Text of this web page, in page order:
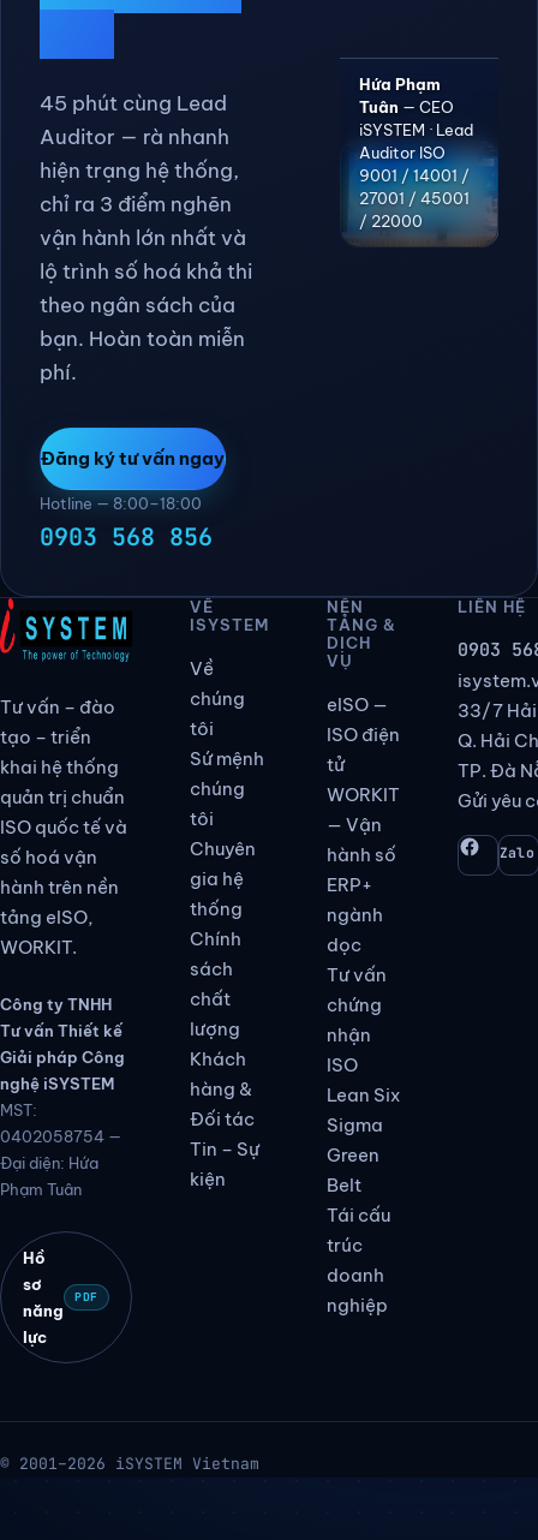
phá
45 phút cùng Lead
Auditor — rà nhanh
hiện trạng hệ thống,
chỉ ra 3 điểm nghẽn
vận hành lớn nhất và
lộ trình số hoá khả thi
bạn. Hoàn toàn miễn
phí.
Đăng ký tư vấn ngay
Hotline — 8:00–18:00
0903 568 856
Hứa Phạm
Tuân— CEO
iSYSTEM · Lead
Auditor ISO
Tư vấn – đào
tạo – triển
khai hệ thống
quản trị chuẩn
ISO quốc tế và
số hoá vận
tảng eISO,
WORKIT.
Công ty TNHH
Tư vấn Thiết kế
Giải pháp Công
nghệ iSYSTEM
MST:
0402058754 —
Đại diện: Hứa
Phạm Tuân
Hồ
lực
VỀ
Về
chúng
tôi
Sứ mệnh
chúng
tôi
Chuyên
gia hệ
thống
Chính
sách
chất
lượng
Khách
hàng &
NỀN
TẢNG &
DỊCH
VỤ
eISO —
ISO điện
tử
WORKIT
— Vận
hành số
ERP+
ngành
dọc
Tư vấn
chứng
nhận
ISO
Lean Six
Sigma
Green
Belt
Tái cấu
LIÊN HỆ
0903
33/7 Hải
Q. Hải
TP. Đà